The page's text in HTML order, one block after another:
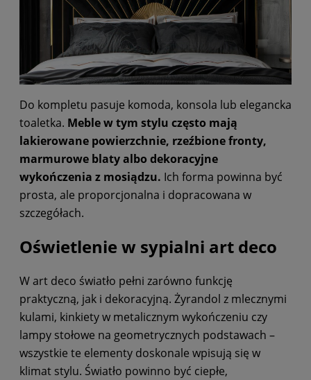
Do kompletu pasuje komoda, konsola lub elegancka
toaletka. Meble w tym stylu często mają
lakierowane powierzchnie, rzeźbione fronty,
marmurowe blaty albo dekoracyjne
wykończenia z mosiądzu. Ich forma powinna być
prosta, ale proporcjonalna i dopracowana w
szczegółach.
Oświetlenie w sypialni art deco
W art deco światło pełni zarówno funkcję
praktyczną, jak i dekoracyjną. Żyrandol z mlecznymi
kulami, kinkiety w metalicznym wykończeniu czy
lampy stołowe na geometrycznych podstawach –
wszystkie te elementy doskonale wpisują się w
klimat stylu. Światło powinno być ciepłe,